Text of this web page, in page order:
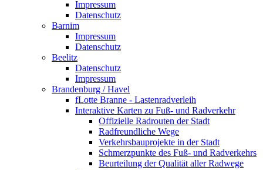
Impressum
Datenschutz
Barnim
Impressum
Datenschutz
Beelitz
Datenschutz
Impressum
Brandenburg / Havel
fLotte Branne - Lastenradverleih
Interaktive Karten zu Fuß- und Radverkehr
Offizielle Radrouten der Stadt
Radfreundliche Wege
Verkehrsbauprojekte in der Stadt
Schmerzpunkte des Fuß- und Radverkehrs
Beurteilung der Qualität aller Radwege